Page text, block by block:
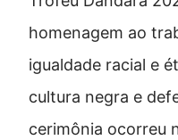
homenagem ao
igualdade racial e
cultura negra e
cerimônia ocorreu